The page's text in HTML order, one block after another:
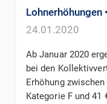
Lohnerhöhungen
24.01.2020
Ab Januar 2020
bei den
Erhöhung
Kategorie F und 41